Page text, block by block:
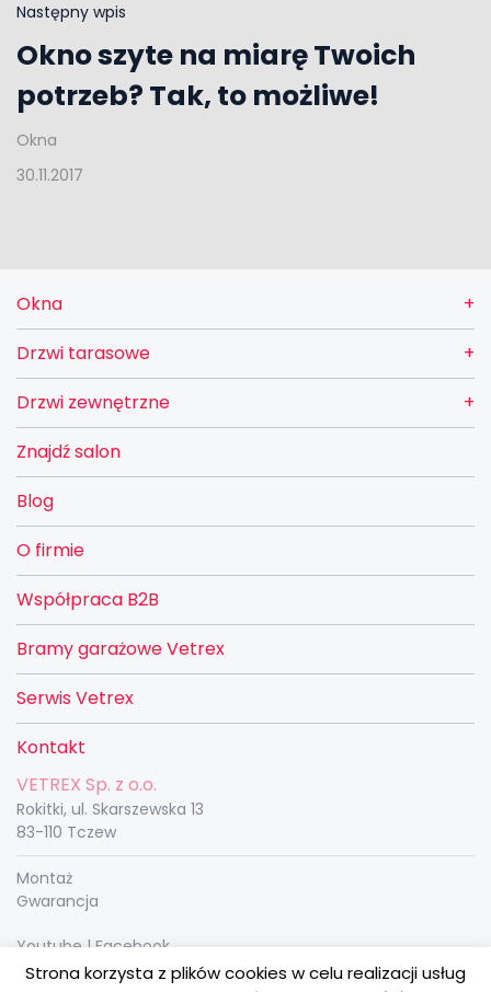
Następny wpis
Okno szyte na miarę Twoich
potrzeb? Tak, to możliwe!
Okna
30.11.2017
Okna
Drzwi tarasowe
Drzwi zewnętrzne
Znajdź salon
Blog
O firmie
Współpraca B2B
Bramy garażowe Vetrex
Serwis Vetrex
Kontakt
VETREX Sp. z o.o.
Rokitki, ul. Skarszewska 13
83-110 Tczew
Montaż
Gwarancja
Youtube | Facebook
vetrex@vetrex.eu
Strona korzysta z plików cookies w celu realizacji usług